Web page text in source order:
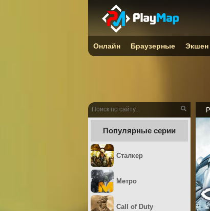
Популярные серии
Сталкер
Метро
Call of Duty
Онлайн Браузерные Экшен